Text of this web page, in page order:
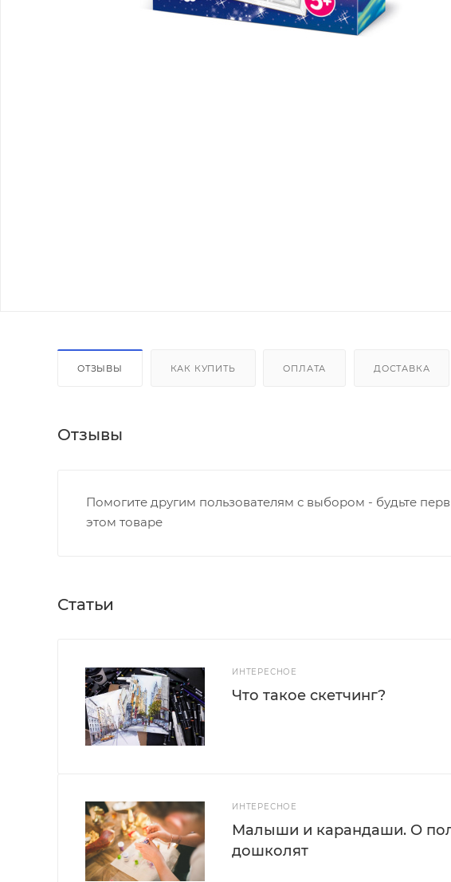
ОТЗЫВЫ КАК КУПИТЬ ОПЛАТА ДОСТАВКА
Отзывы
Помогите другим пользователям с выбором - будьте
этом товаре
Статьи
ИНТЕРЕСНОЕ
Что такое скетчинг?
ИНТЕРЕСНОЕ
Малыши и карандаши. О
дошколят